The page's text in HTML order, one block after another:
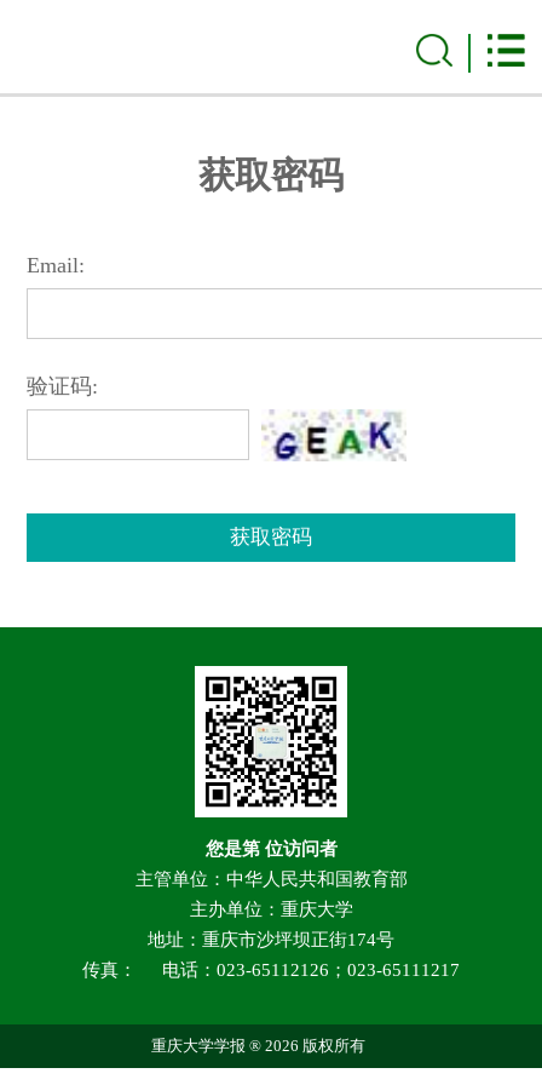
获取密码
Email:
验证码:
您是第位访问者
主管单位：中华人民共和国教育部
主办单位：重庆大学
地址：重庆市沙坪坝正街174号
传真：
电话：023-65112126；023-65111217
重庆大学学报 ® 2026 版权所有